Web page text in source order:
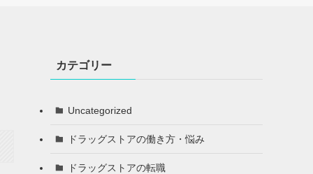
カテゴリー
Uncategorized
ドラッグストアの働き方・悩み
ドラッグストアの転職